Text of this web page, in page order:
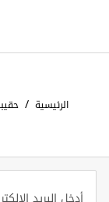
الرئيسية /